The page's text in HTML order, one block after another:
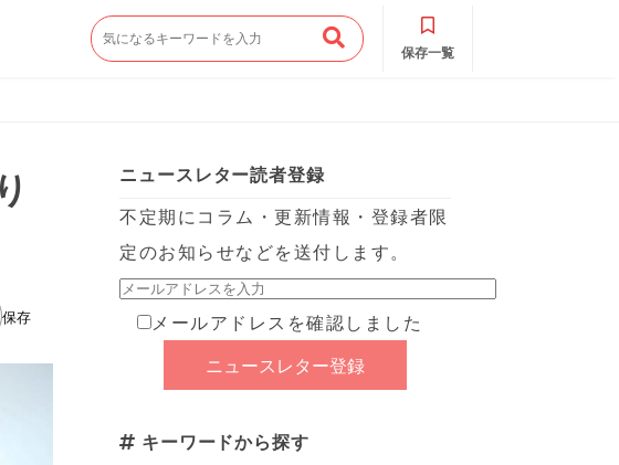
保存一覧
保存
ニュースレター読者登録
不定期にコラム・更新情報・登録者限
定のお知らせなどを送付します。
メールアドレスを確認しました
キーワードから探す